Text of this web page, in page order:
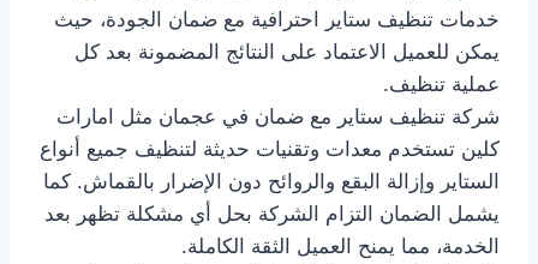
خدمات تنظيف ستاير احترافية مع ضمان الجودة، حيث
يمكن للعميل الاعتماد على النتائج المضمونة بعد كل
عملية تنظيف.
شركة تنظيف ستاير مع ضمان في عجمان مثل امارات
كلين تستخدم معدات وتقنيات حديثة لتنظيف جميع أنواع
الستاير وإزالة البقع والروائح دون الإضرار بالقماش. كما
يشمل الضمان التزام الشركة بحل أي مشكلة تظهر بعد
الخدمة، مما يمنح العميل الثقة الكاملة.